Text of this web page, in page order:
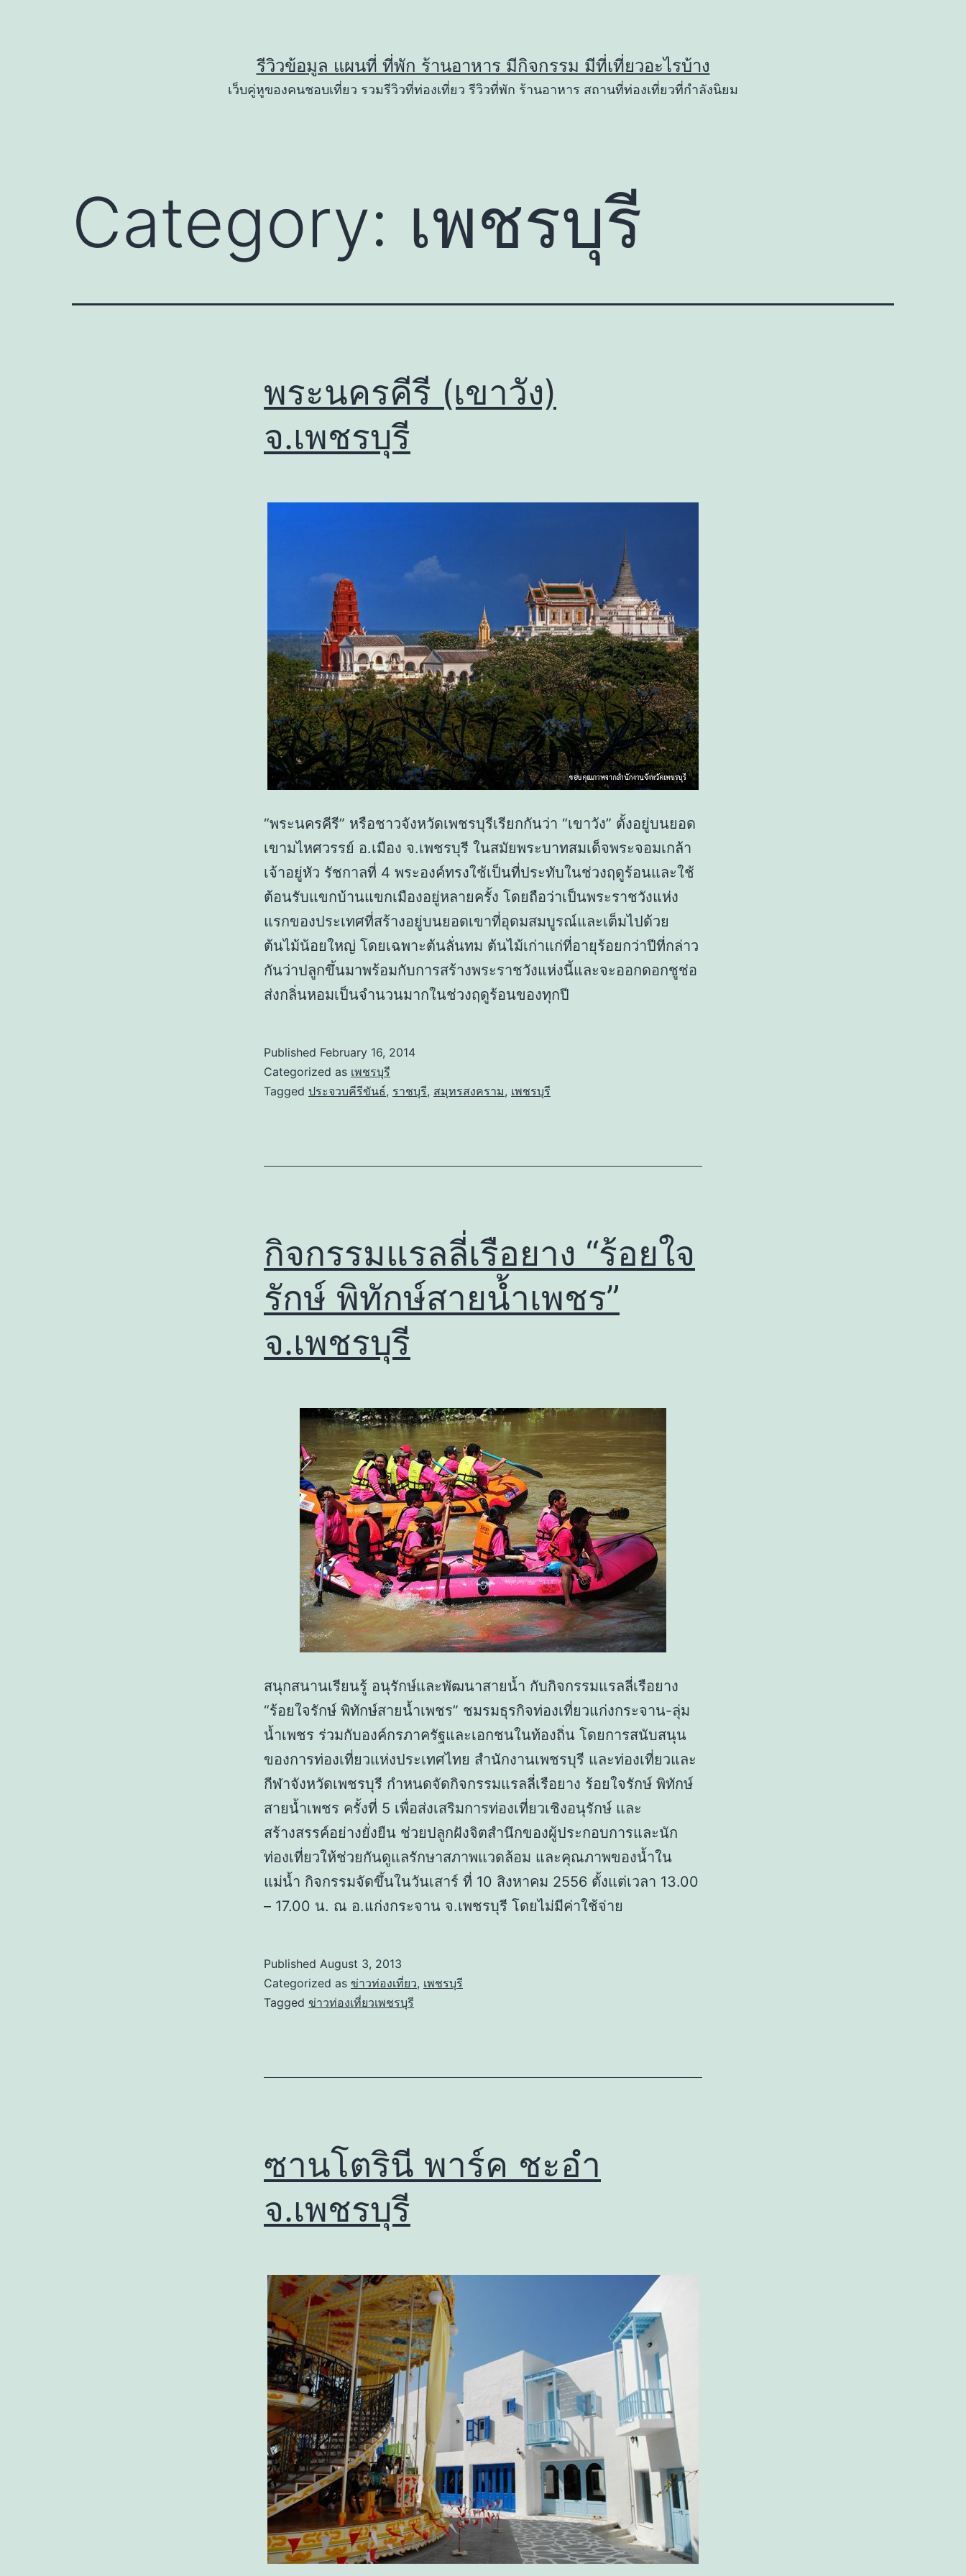
รีวิวข้อมูล แผนที่ ที่พัก ร้านอาหาร มีกิจกรรม มีที่เที่ยวอะไรบ้าง
เว็บคู่หูของคนชอบเที่ยว รวมรีวิวที่ท่องเที่ยว รีวิวที่พัก ร้านอาหาร สถานที่ท่องเที่ยวที่กำลังนิยม
Category: เพชรบุรี
พระนครคีรี (เขาวัง)
จ.เพชรบุรี
“พระนครคีรี” หรือชาวจังหวัดเพชรบุรีเรียกกันว่า “เขาวัง” ตั้งอยู่บนยอด
เขามไหศวรรย์ อ.เมือง จ.เพชรบุรี ในสมัยพระบาทสมเด็จพระจอมเกล้า
เจ้าอยู่หัว รัชกาลที่ 4 พระองค์ทรงใช้เป็นที่ประทับในช่วงฤดูร้อนและใช้
ต้อนรับแขกบ้านแขกเมืองอยู่หลายครั้ง โดยถือว่าเป็นพระราชวังแห่ง
แรกของประเทศที่สร้างอยู่บนยอดเขาที่อุดมสมบูรณ์และเต็มไปด้วย
ต้นไม้น้อยใหญ่ โดยเฉพาะต้นลั่นทม ต้นไม้เก่าแก่ที่อายุร้อยกว่าปีที่กล่าว
กันว่าปลูกขึ้นมาพร้อมกับการสร้างพระราชวังแห่งนี้และจะออกดอกชูช่อ
ส่งกลิ่นหอมเป็นจำนวนมากในช่วงฤดูร้อนของทุกปี
Published February 16, 2014
Categorized as เพชรบุรี
Tagged ประจวบคีรีขันธ์, ราชบุรี, สมุทรสงคราม, เพชรบุรี
กิจกรรมแรลลี่เรือยาง “ร้อยใจ
รักษ์ พิทักษ์สายน้ำเพชร”
จ.เพชรบุรี
สนุกสนานเรียนรู้ อนุรักษ์และพัฒนาสายน้ำ กับกิจกรรมแรลลี่เรือยาง
“ร้อยใจรักษ์ พิทักษ์สายน้ำเพชร” ชมรมธุรกิจท่องเที่ยวแก่งกระจาน-ลุ่ม
น้ำเพชร ร่วมกับองค์กรภาครัฐและเอกชนในท้องถิ่น โดยการสนับสนุน
ของการท่องเที่ยวแห่งประเทศไทย สำนักงานเพชรบุรี และท่องเที่ยวและ
กีฬาจังหวัดเพชรบุรี กำหนดจัดกิจกรรมแรลลี่เรือยาง ร้อยใจรักษ์ พิทักษ์
สายน้ำเพชร ครั้งที่ 5 เพื่อส่งเสริมการท่องเที่ยวเชิงอนุรักษ์ และ
สร้างสรรค์อย่างยั่งยืน ช่วยปลูกฝังจิตสำนึกของผู้ประกอบการและนัก
ท่องเที่ยวให้ช่วยกันดูแลรักษาสภาพแวดล้อม และคุณภาพของน้ำใน
แม่น้ำ กิจกรรมจัดขึ้นในวันเสาร์ ที่ 10 สิงหาคม 2556 ตั้งแต่เวลา 13.00
– 17.00 น. ณ อ.แก่งกระจาน จ.เพชรบุรี โดยไม่มีค่าใช้จ่าย
Published August 3, 2013
Categorized as ข่าวท่องเที่ยว, เพชรบุรี
Tagged ข่าวท่องเที่ยวเพชรบุรี
ซานโตรินี พาร์ค ชะอำ
จ.เพชรบุรี